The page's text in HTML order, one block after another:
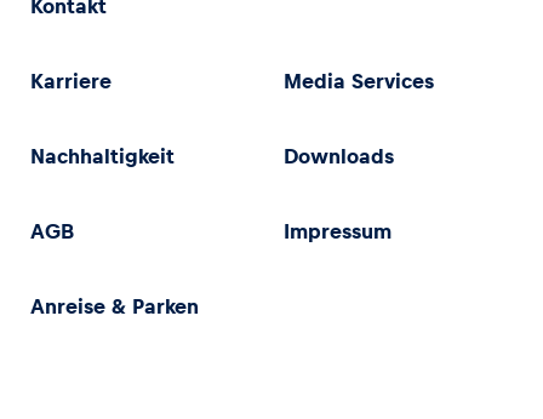
Kontakt
Karriere Media Services
Nachhaltigkeit Downloads
AGB Impressum
Anreise & Parken